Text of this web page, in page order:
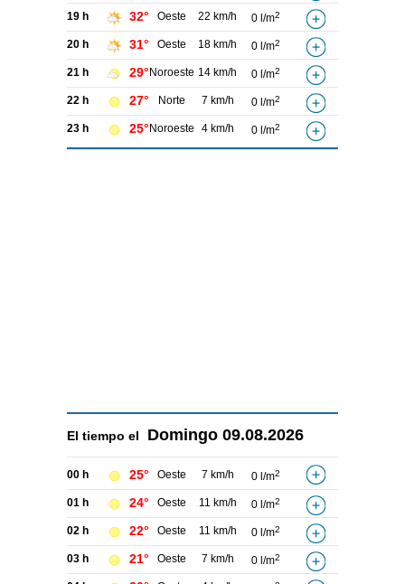
19 h 32° Oeste 22 km/h 0 l/m2
20 h 31° Oeste 18 km/h 0 l/m2
21 h 29° Noroeste 14 km/h 0 l/m2
22 h 27° Norte 7 km/h 0 l/m2
23 h 25° Noroeste 4 km/h 0 l/m2
El tiempo el Domingo 09.08.2026
00 h 25° Oeste 7 km/h 0 l/m2
01 h 24° Oeste 11 km/h 0 l/m2
02 h 22° Oeste 11 km/h 0 l/m2
03 h 21° Oeste 7 km/h 0 l/m2